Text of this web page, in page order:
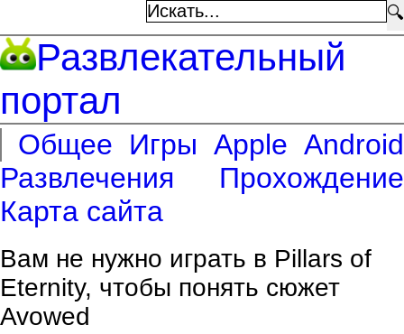
🔍
Развлекательный
портал
Общее Игры Apple Android
Развлечения
Прохождение
Карта сайта
Вам не нужно играть в Pillars of
Eternity, чтобы понять сюжет
Avowed